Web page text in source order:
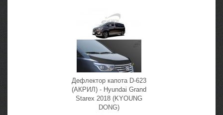
Дефлектор капота D-623
(АКРИЛ) - Hyundai Grand
Starex 2018 (KYOUNG
DONG)